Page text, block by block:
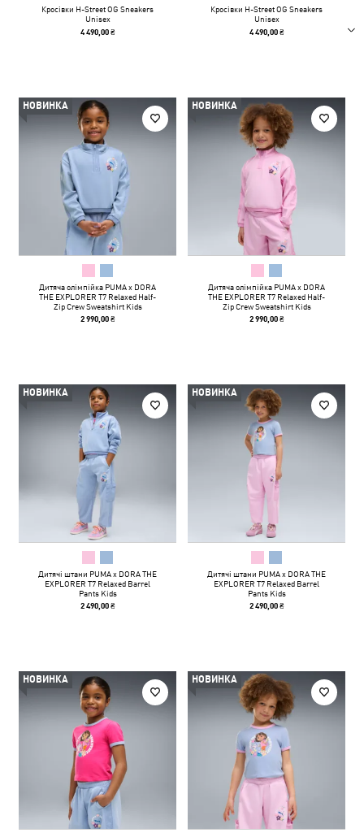
Кросівки H-Street OG Sneakers
Unisex
4 490,00 ₴
Кросівки H-Street OG Sneakers
Unisex
4 490,00 ₴
НОВИНКА
Дитяча олімпійка PUMA x DORA
THE EXPLORER T7 Relaxed Half-
Zip Crew Sweatshirt Kids
2 990,00 ₴
НОВИНКА
Дитяча олімпійка PUMA x DORA
THE EXPLORER T7 Relaxed Half-
Zip Crew Sweatshirt Kids
2 990,00 ₴
НОВИНКА
Дитячі штани PUMA x DORA THE
EXPLORER T7 Relaxed Barrel
Pants Kids
2 490,00 ₴
НОВИНКА
Дитячі штани PUMA x DORA THE
EXPLORER T7 Relaxed Barrel
Pants Kids
2 490,00 ₴
НОВИНКА НОВИНКА